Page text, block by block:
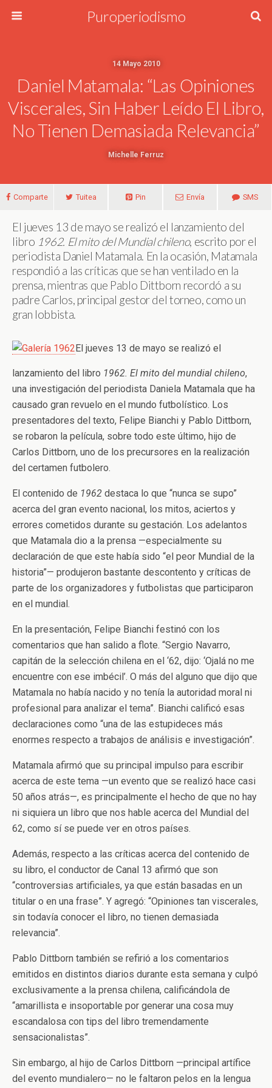
Puroperiodismo
14 Mayo 2010
Daniel Matamala: “Las Opiniones
Viscerales, Sin Haber Leído El Libro,
No Tienen Demasiada Relevancia”
Michelle Ferruz
Comparte Tuitea Pin Envía SMS
El jueves 13 de mayo se realizó el lanzamiento del
libro 1962. El mito del Mundial chileno, escrito por el
periodista Daniel Matamala. En la ocasión, Matamala
respondió a las críticas que se han ventilado en la
prensa, mientras que Pablo Dittborn recordó a su
padre Carlos, principal gestor del torneo, como un
gran lobbista.
El jueves 13 de mayo se realizó el
lanzamiento del libro 1962. El mito del mundial chileno,
una investigación del periodista Daniela Matamala que ha
causado gran revuelo en el mundo futbolístico. Los
presentadores del texto, Felipe Bianchi y Pablo Dittborn,
se robaron la película, sobre todo este último, hijo de
Carlos Dittborn, uno de los precursores en la realización
del certamen futbolero.
El contenido de 1962 destaca lo que “nunca se supo”
acerca del gran evento nacional, los mitos, aciertos y
errores cometidos durante su gestación. Los adelantos
que Matamala dio a la prensa —especialmente su
declaración de que este había sido “el peor Mundial de la
historia”— produjeron bastante descontento y críticas de
parte de los organizadores y futbolistas que participaron
en el mundial.
En la presentación, Felipe Bianchi festinó con los
comentarios que han salido a flote. “Sergio Navarro,
capitán de la selección chilena en el ‘62, dijo: ‘Ojalá no me
encuentre con ese imbécil’. O más del alguno que dijo que
Matamala no había nacido y no tenía la autoridad moral ni
profesional para analizar el tema”. Bianchi calificó esas
declaraciones como “una de las estupideces más
enormes respecto a trabajos de análisis e investigación”.
Matamala afirmó que su principal impulso para escribir
acerca de este tema —un evento que se realizó hace casi
50 años atrás—, es principalmente el hecho de que no hay
ni siquiera un libro que nos hable acerca del Mundial del
62, como sí se puede ver en otros países.
Además, respecto a las críticas acerca del contenido de
su libro, el conductor de Canal 13 afirmó que son
“controversias artificiales, ya que están basadas en un
titular o en una frase”. Y agregó: “Opiniones tan viscerales,
sin todavía conocer el libro, no tienen demasiada
relevancia”.
Pablo Dittborn también se refirió a los comentarios
emitidos en distintos diarios durante esta semana y culpó
exclusivamente a la prensa chilena, calificándola de
“amarillista e insoportable por generar una cosa muy
escandalosa con tips del libro tremendamente
sensacionalistas”.
Sin embargo, al hijo de Carlos Dittborn —principal artífice
del evento mundialero— no le faltaron pelos en la lengua